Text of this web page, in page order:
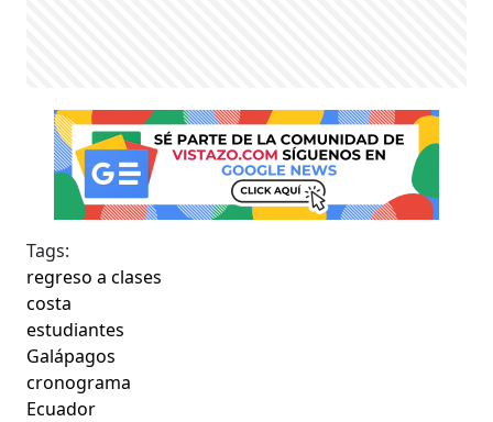
Tags:
regreso a clases
costa
estudiantes
Galápagos
cronograma
Ecuador